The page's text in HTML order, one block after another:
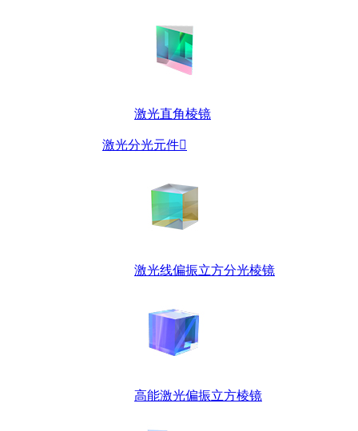
激光直角棱镜
激光分光元件
激光线偏振立方分光棱镜
高能激光偏振立方棱镜